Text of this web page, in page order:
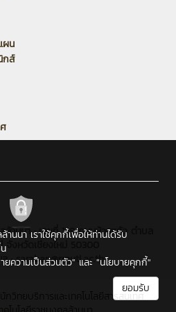
ผน
กส์
ล้านนา : เลขที่ 128 ถนนห้วยแก้ว ตำบล
จังหวัดเชียงใหม่ 50300
: saraban@rmutl.ac.th
านนา เราใช้คุกกี้เพื่อให้ท่านได้รับ
ยความเป็นส่วนตัว" และ "นโยบายคุกกี้"
ยอมรับ
นักวิทยบริการและเทคโนโลยีสารสนเทศ